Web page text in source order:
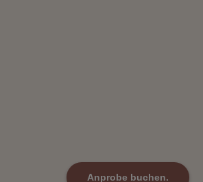
Anprobe buchen.